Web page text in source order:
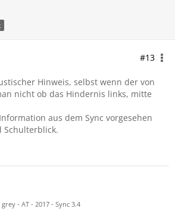
#13
Hinweis, selbst wenn der von
nicht ob das Hindernis links, mitte
aus dem Sync vorgesehen
Schulterblick.
- AT - 2017 - Sync 3.4